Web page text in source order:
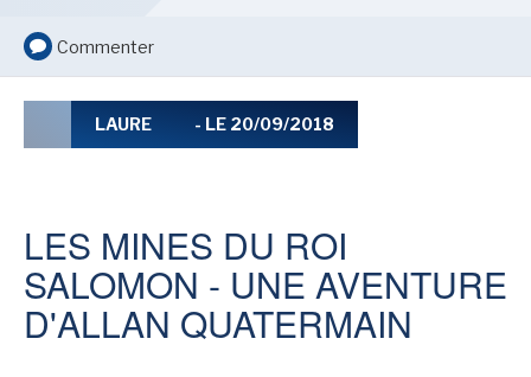
LIVRE FILM
Commenter
LAURE - LE 20/09/2018
LES MINES DU ROI
SALOMON - UNE AVENTURE
D'ALLAN QUATERMAIN